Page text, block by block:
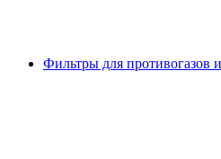
Фильтры для противогазов